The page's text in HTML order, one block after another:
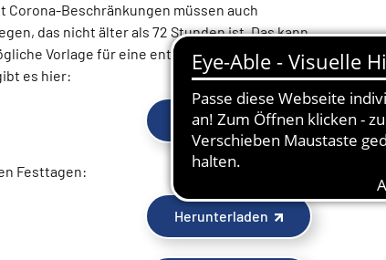
Beschränkungen müssen auch
das nicht älter als 72 Stunden ist. Das kann
Vorlage für eine entsprechende
es hier:
Herunterladen
Festtagen:
Herunterladen